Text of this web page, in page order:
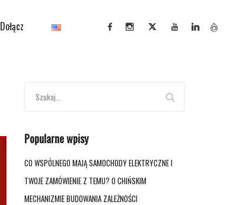
Dołącz
Popularne wpisy
CO WSPÓLNEGO MAJĄ SAMOCHODY ELEKTRYCZNE I
TWOJE ZAMÓWIENIE Z TEMU? O CHIŃSKIM
MECHANIZMIE BUDOWANIA ZALEŻNOŚCI